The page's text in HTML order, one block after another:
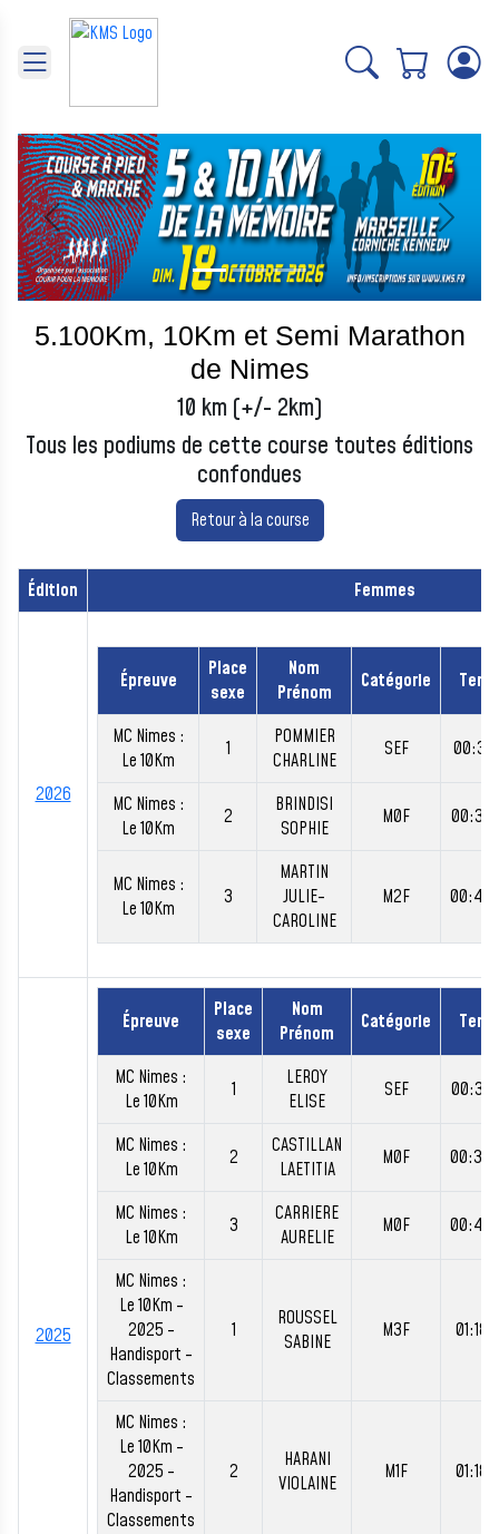
Précédent Suivant
5.100Km, 10Km et Semi Marathon
de Nimes
10 km (+/- 2km)
Tous les podiums de cette course toutes éditions
confondues
Retour à la course
Édition Femmes
2026
Épreuve
Place
sexe
Nom
Prénom
Catégorie
MC Nimes :
Le 10Km
1
POMMIER
CHARLINE
SEF
MC Nimes :
Le 10Km
2
BRINDISI
SOPHIE
M0F
MC Nimes :
Le 10Km
3
MARTIN
JULIE-
CAROLINE
M2F
2025
Épreuve
Place
sexe
Nom
Prénom
Catégorie
MC Nimes :
Le 10Km
1
LEROY
ELISE
SEF
MC Nimes :
Le 10Km
2
CASTILLAN
LAETITIA
M0F
MC Nimes :
Le 10Km
3
CARRIERE
AURELIE
M0F
MC Nimes :
Le 10Km -
2025 -
Handisport -
Classements
1
ROUSSEL
SABINE
M3F
MC Nimes :
Le 10Km -
2025 -
Handisport -
Classements
2
HARANI
VIOLAINE
M1F
Panneau de gestion des cookies